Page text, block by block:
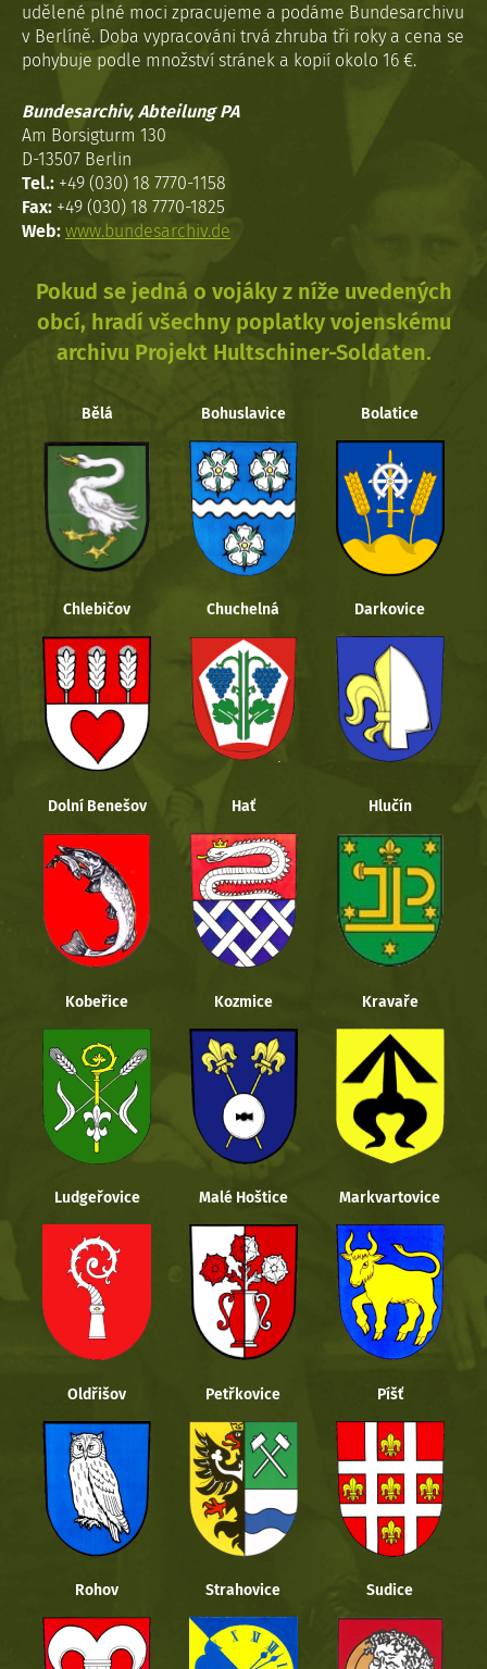
udělené plné moci zpracujeme a podáme Bundesarchivu
v Berlíně. Doba vypracováni trvá zhruba tři roky a cena se
pohybuje podle množství stránek a kopií okolo 16 €.
Bundesarchiv, Abteilung PA
Am Borsigturm 130
D-13507 Berlin
Tel.: +49 (030) 18 7770-1158
Fax: +49 (030) 18 7770-1825
Web: www.bundesarchiv.de
Pokud se jedná o vojáky z níže uvedených
obcí, hradí všechny poplatky vojenskému
archivu Projekt Hultschiner-Soldaten.
Bělá Bohuslavice Bolatice
Chlebičov Chuchelná Darkovice
Dolní Benešov Hať Hlučín
Kobeřice Kozmice Kravaře
Ludgeřovice Malé Hoštice Markvartovice
Oldřišov Petřkovice Píšť
Rohov Strahovice Sudice